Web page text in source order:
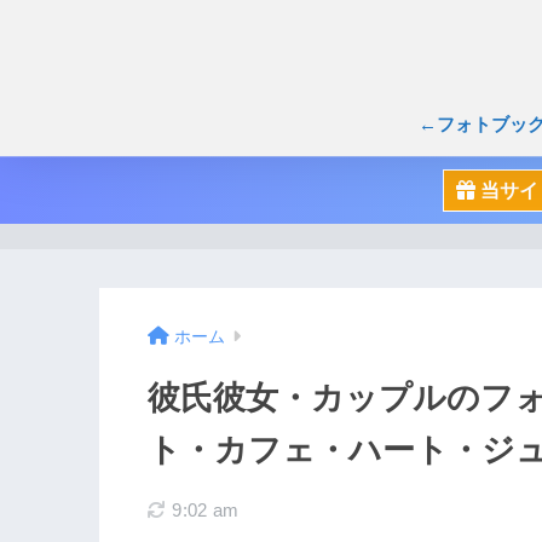
←フォトブッ
当サ
ホーム
彼氏彼女・カップルのフ
ト・カフェ・ハート・ジ
9:02 am